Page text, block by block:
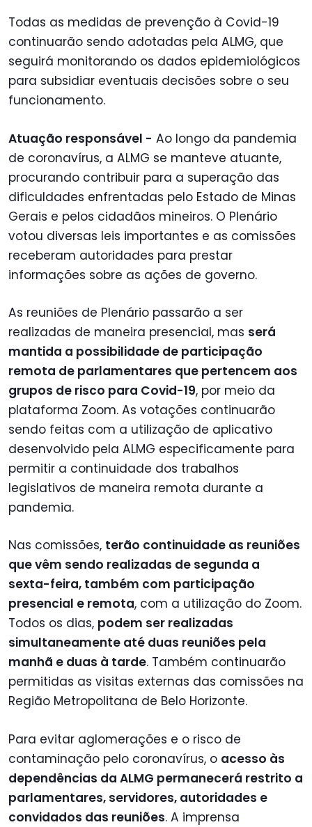
Todas as medidas de prevenção à Covid-19
continuarão sendo adotadas pela ALMG, que
seguirá monitorando os dados epidemiológicos
para subsidiar eventuais decisões sobre o seu
funcionamento.
Atuação responsável - Ao longo da pandemia
de coronavírus, a ALMG se manteve atuante,
procurando contribuir para a superação das
dificuldades enfrentadas pelo Estado de Minas
Gerais e pelos cidadãos mineiros. O Plenário
votou diversas leis importantes e as comissões
receberam autoridades para prestar
informações sobre as ações de governo.
As reuniões de Plenário passarão a ser
realizadas de maneira presencial, mas será
mantida a possibilidade de participação
remota de parlamentares que pertencem aos
grupos de risco para Covid-19, por meio da
plataforma Zoom. As votações continuarão
sendo feitas com a utilização de aplicativo
desenvolvido pela ALMG especificamente para
permitir a continuidade dos trabalhos
legislativos de maneira remota durante a
pandemia.
Nas comissões, terão continuidade as reuniões
que vêm sendo realizadas de segunda a
sexta-feira, também com participação
presencial e remota, com a utilização do Zoom.
Todos os dias, podem ser realizadas
simultaneamente até duas reuniões pela
manhã e duas à tarde. Também continuarão
permitidas as visitas externas das comissões na
Região Metropolitana de Belo Horizonte.
Para evitar aglomerações e o risco de
contaminação pelo coronavírus, o acesso às
dependências da ALMG permanecerá restrito a
parlamentares, servidores, autoridades e
convidados das reuniões. A imprensa